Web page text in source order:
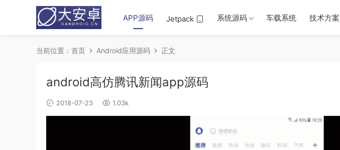
APP源码 Jetpack 系统源码 车载系统 技术方案
当前位置： 首页 Android应用源码 正文
android高仿腾讯新闻app源码
2018-07-23 1.03k